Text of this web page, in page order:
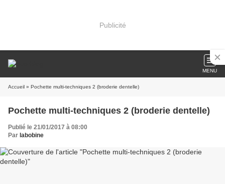
Publicité
MENU
Accueil » Pochette multi-techniques 2 (broderie dentelle)
Pochette multi-techniques 2 (broderie dentelle)
Publié le 21/01/2017 à 08:00
Par labobine